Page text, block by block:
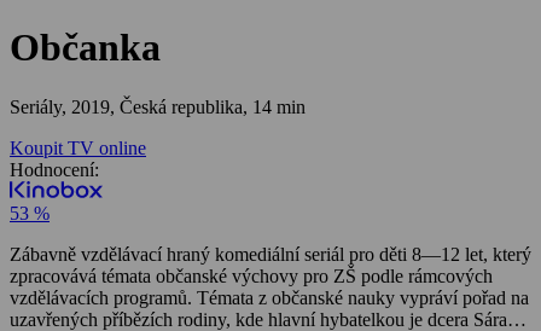
Občanka
Seriály, 2019, Česká republika, 14 min
Koupit TV online
Hodnocení:
53 %
Zábavně vzdělávací hraný komediální seriál pro děti 8—12 let, který
zpracovává témata občanské výchovy pro ZŠ podle rámcových
vzdělávacích programů. Témata z občanské nauky vypráví pořad na
uzavřených příbězích rodiny, kde hlavní hybatelkou je dcera Sára